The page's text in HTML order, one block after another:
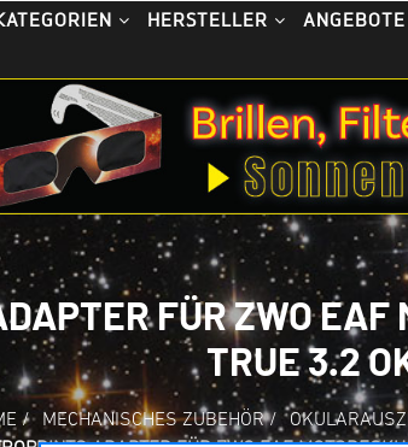
HERSTELLER ANGEBOTE
FÜR ZWO
TRUE 3.2
/ MECHANISCHES ZUBEHÖR /